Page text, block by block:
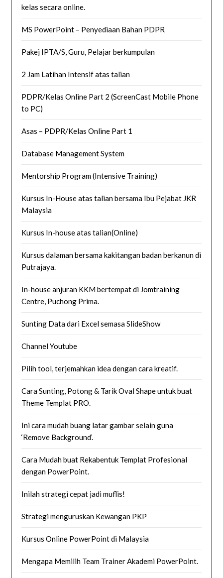
kelas secara online.
MS PowerPoint – Penyediaan Bahan PDPR
Pakej IPTA/S, Guru, Pelajar berkumpulan
2 Jam Latihan Intensif atas talian
PDPR/Kelas Online Part 2 (ScreenCast Mobile Phone
to PC)
Asas – PDPR/Kelas Online Part 1
Database Management System
Mentorship Program (Intensive Training)
Kursus In-House atas talian bersama Ibu Pejabat JKR
Malaysia
Kursus In-house atas talian(Online)
Kursus dalaman bersama kakitangan badan berkanun di
Putrajaya.
In-house anjuran KKM bertempat di Jomtraining
Centre, Puchong Prima.
Sunting Data dari Excel semasa SlideShow
Channel Youtube
Pilih tool, terjemahkan idea dengan cara kreatif.
Cara Sunting, Potong & Tarik Oval Shape untuk buat
Theme Templat PRO.
Ini cara mudah buang latar gambar selain guna
‘Remove Background’.
Cara Mudah buat Rekabentuk Templat Profesional
dengan PowerPoint.
Inilah strategi cepat jadi muflis!
Strategi menguruskan Kewangan PKP
Kursus Online PowerPoint di Malaysia
Mengapa Memilih Team Trainer Akademi PowerPoint.